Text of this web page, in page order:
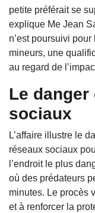
petite préférait se
explique Me Jean
n’est poursuivi
mineurs, une
au regard de
Le danger
sociaux
L’affaire illustre le
réseaux sociaux
l’endroit le plus
où des prédateurs
minutes. Le procès
et à renforcer la